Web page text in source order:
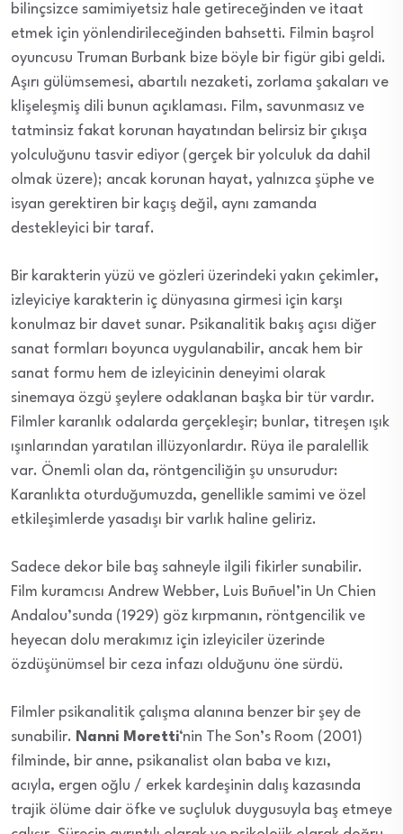
bilinçsizce samimiyetsiz hale getireceğinden ve itaat
etmek için yönlendirileceğinden bahsetti. Filmin başrol
oyuncusu Truman Burbank bize böyle bir figür gibi geldi.
Aşırı gülümsemesi, abartılı nezaketi, zorlama şakaları ve
klişeleşmiş dili bunun açıklaması. Film, savunmasız ve
tatminsiz fakat korunan hayatından belirsiz bir çıkışa
yolculuğunu tasvir ediyor (gerçek bir yolculuk da dahil
olmak üzere); ancak korunan hayat, yalnızca şüphe ve
isyan gerektiren bir kaçış değil, aynı zamanda
destekleyici bir taraf.
Bir karakterin yüzü ve gözleri üzerindeki yakın çekimler,
izleyiciye karakterin iç dünyasına girmesi için karşı
konulmaz bir davet sunar. Psikanalitik bakış açısı diğer
sanat formları boyunca uygulanabilir, ancak hem bir
sanat formu hem de izleyicinin deneyimi olarak
sinemaya özgü şeylere odaklanan başka bir tür vardır.
Filmler karanlık odalarda gerçekleşir; bunlar, titreşen ışık
ışınlarından yaratılan illüzyonlardır. Rüya ile paralellik
var. Önemli olan da, röntgenciliğin şu unsurudur:
Karanlıkta oturduğumuzda, genellikle samimi ve özel
etkileşimlerde yasadışı bir varlık haline geliriz.
Sadece dekor bile baş sahneyle ilgili fikirler sunabilir.
Film kuramcısı Andrew Webber, Luis Buñuel’in Un Chien
Andalou’sunda (1929) göz kırpmanın, röntgencilik ve
heyecan dolu merakımız için izleyiciler üzerinde
özdüşünümsel bir ceza infazı olduğunu öne sürdü.
Filmler psikanalitik çalışma alanına benzer bir şey de
sunabilir. Nanni Moretti‘nin The Son’s Room (2001)
filminde, bir anne, psikanalist olan baba ve kızı,
acıyla, ergen oğlu / erkek kardeşinin dalış kazasında
trajik ölüme dair öfke ve suçluluk duygusuyla baş etmeye